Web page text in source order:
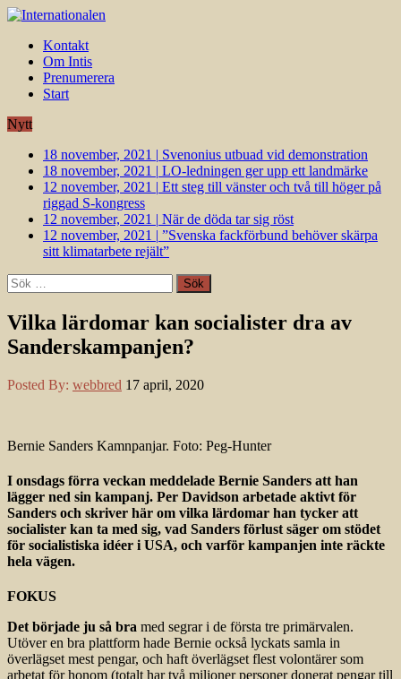
Kontakt
Om Intis
Prenumerera
Start
Nytt
18 november, 2021 | Svenonius utbuad vid demonstration
18 november, 2021 | LO-ledningen ger upp ett landmärke
12 november, 2021 | Ett steg till vänster och två till höger på
riggad S-kongress
12 november, 2021 | När de döda tar sig röst
12 november, 2021 | ”Svenska fackförbund behöver skärpa
sitt klimatarbete rejält”
Sök
efter:
Vilka lärdomar kan socialister dra av
Sanderskampanjen?
Posted By: webbred 17 april, 2020
Bernie Sanders Kamnpanjar. Foto: Peg-Hunter
I onsdags förra veckan meddelade Bernie Sanders att han
lägger ned sin kampanj. Per Davidson arbetade aktivt för
Sanders och skriver här om vilka lärdomar han tycker att
socialister kan ta med sig, vad Sanders förlust säger om stödet
för socialistiska idéer i USA, och varför kampanjen inte räckte
hela vägen.
FOKUS
Det började ju så bra med segrar i de första tre primärvalen.
Utöver en bra plattform hade Bernie också lyckats samla in
överlägset mest pengar, och haft överlägset flest volontärer som
arbetat för honom (totalt har två miljoner personer donerat pengar till